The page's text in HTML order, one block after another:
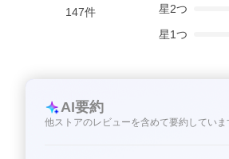
147件
星2つ
星1つ
AI要約
他ストアのレビューを含めて要約していま